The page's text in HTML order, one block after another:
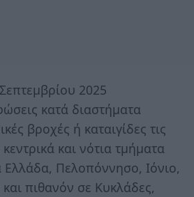
2025
κατά διαστήματα
βροχές ή καταιγίδες τις
και νότια τμήματα
Ελλάδα, Πελοπόννησο, Ιόνιο,
πιθανόν σε Κυκλάδες,